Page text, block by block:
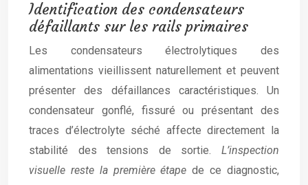
Identification des condensateurs
défaillants sur les rails primaires
Les condensateurs électrolytiques des
alimentations vieillissent naturellement et peuvent
présenter des défaillances caractéristiques. Un
condensateur gonflé, fissuré ou présentant des
traces d’électrolyte séché affecte directement la
stabilité des tensions de sortie. L’inspection
visuelle reste la première étapede ce diagnostic,